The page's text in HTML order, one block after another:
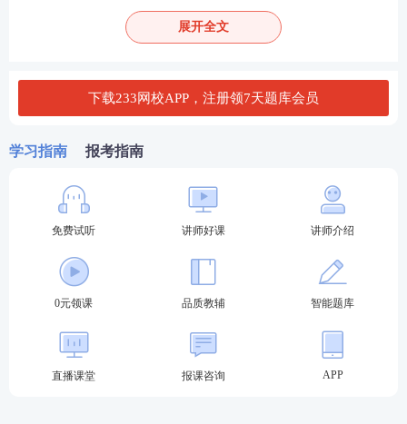
、党内法规和有关政策，确保决策合法合
合相关法律和政策要求。企业还可以聘请外部法律顾
问，确保所有决策过程符合法律规定。
6. 公开决策结果决策结果应及时向全体员工和社会公
新闻发布会等方式，及时公布“三重一大”事项的决策
结果。
通过以上措施，国有企业可以有效确保“三重一大”事
项的决策过程透明和公正，提高决策的质量和效率，
科目：初级工商管理
展开全文
下载233网校APP，注册领7天题库会员
学习指南 报考指南
免费试听 讲师好课 讲师介绍
0元领课 品质教辅 智能题库
直播课堂 报课咨询 APP